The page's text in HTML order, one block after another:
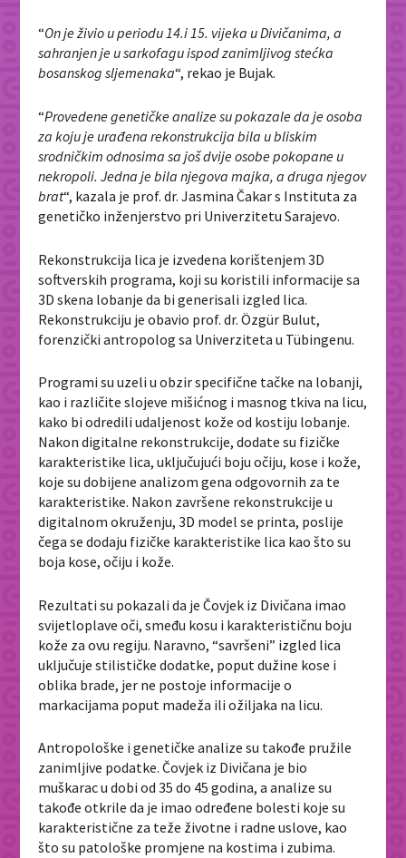
“On je živio u periodu 14.i 15. vijeka u Divičanima, a
sahranjen je u sarkofagu ispod zanimljivog stećka
bosanskog sljemenaka“, rekao je Bujak.
“Provedene genetičke analize su pokazale da je osoba
za koju je urađena rekonstrukcija bila u bliskim
srodničkim odnosima sa još dvije osobe pokopane u
nekropoli. Jedna je bila njegova majka, a druga njegov
brat“, kazala je prof. dr. Jasmina Čakar s Instituta za
genetičko inženjerstvo pri Univerzitetu Sarajevo.
Rekonstrukcija lica je izvedena korištenjem 3D
softverskih programa, koji su koristili informacije sa
3D skena lobanje da bi generisali izgled lica.
Rekonstrukciju je obavio prof. dr. Özgür Bulut,
forenzički antropolog sa Univerziteta u Tübingenu.
Programi su uzeli u obzir specifične tačke na lobanji,
kao i različite slojeve mišićnog i masnog tkiva na licu,
kako bi odredili udaljenost kože od kostiju lobanje.
Nakon digitalne rekonstrukcije, dodate su fizičke
karakteristike lica, uključujući boju očiju, kose i kože,
koje su dobijene analizom gena odgovornih za te
karakteristike. Nakon završene rekonstrukcije u
digitalnom okruženju, 3D model se printa, poslije
čega se dodaju fizičke karakteristike lica kao što su
boja kose, očiju i kože.
Rezultati su pokazali da je Čovjek iz Divičana imao
svijetloplave oči, smeđu kosu i karakterističnu boju
kože za ovu regiju. Naravno, “savršeni” izgled lica
uključuje stilističke dodatke, poput dužine kose i
oblika brade, jer ne postoje informacije o
markacijama poput madeža ili ožiljaka na licu.
Antropološke i genetičke analize su takođe pružile
zanimljive podatke. Čovjek iz Divičana je bio
muškarac u dobi od 35 do 45 godina, a analize su
takođe otkrile da je imao određene bolesti koje su
karakteristične za teže životne i radne uslove, kao
što su patološke promjene na kostima i zubima.